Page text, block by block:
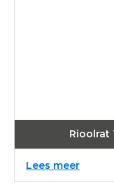
Rioolrat
Lees meer:
Rioolrat
10